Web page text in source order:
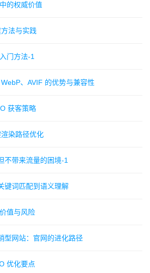
的权威价值
法与实践
门方法-1
、AVIF 的优势与兼容性
获客策略
染路径优化
不带来流量的困境-1
键词匹配到语义理解
值与风险
型网站：官网的进化路径
优化要点